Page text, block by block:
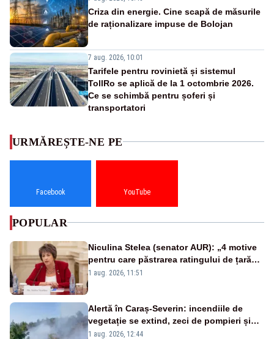
Criza din energie. Cine scapă de măsurile
de raționalizare impuse de Bolojan
7 aug. 2026, 10:01
Tarifele pentru rovinietă și sistemul
TollRo se aplică de la 1 octombrie 2026.
Ce se schimbă pentru șoferi și
transportatori
URMĂREȘTE-NE PE
Facebook YouTube
POPULAR
Niculina Stelea (senator AUR): „4 motive
pentru care păstrarea ratingului de țară
nu este o reușită pentru Guvernul
1 aug. 2026, 11:51
Alertă în Caraș-Severin: incendiile de
vegetație se extind, zeci de pompieri și
silvicultori se luptă cu flăcările - VIDEO
1 aug. 2026, 12:44